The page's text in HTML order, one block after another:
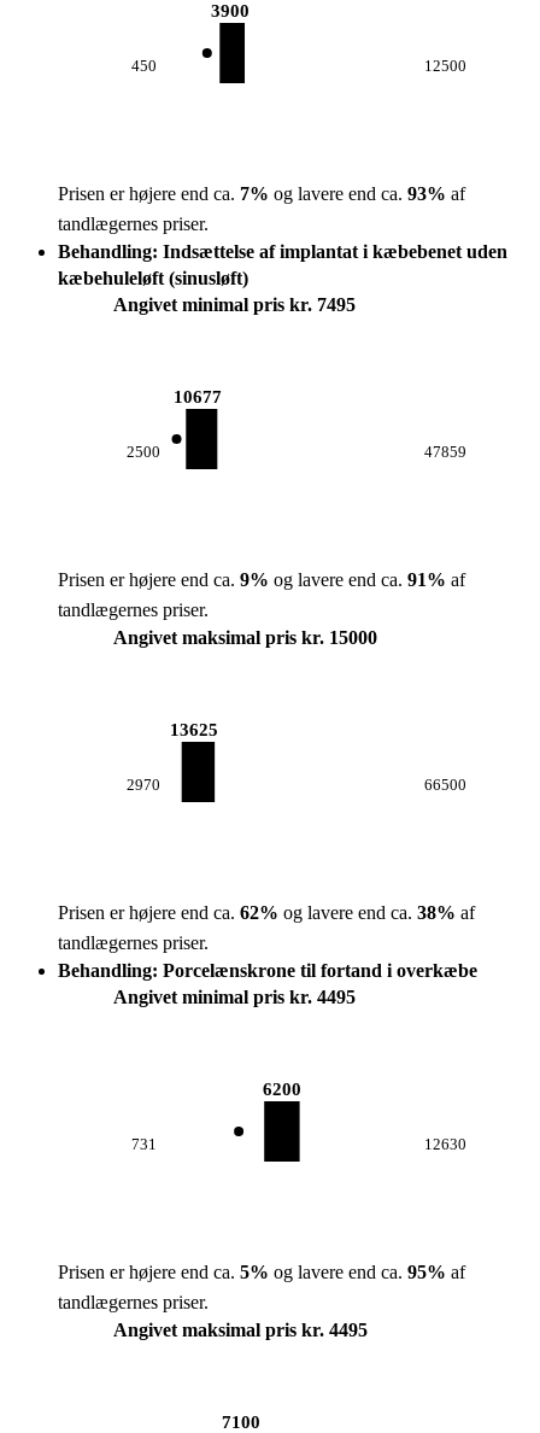
450
3900
12500
Prisen er højere end ca. 7% og lavere end ca. 93% af
tandlægernes priser.
Behandling: Indsættelse af implantat i kæbebenet uden
kæbehuleløft (sinusløft)
Angivet minimal pris kr. 7495
2500
10677
47859
Prisen er højere end ca. 9% og lavere end ca. 91% af
tandlægernes priser.
Angivet maksimal pris kr. 15000
2970
13625
66500
Prisen er højere end ca. 62% og lavere end ca. 38% af
tandlægernes priser.
Behandling: Porcelænskrone til fortand i overkæbe
Angivet minimal pris kr. 4495
731
6200
12630
Prisen er højere end ca. 5% og lavere end ca. 95% af
tandlægernes priser.
Angivet maksimal pris kr. 4495
7100